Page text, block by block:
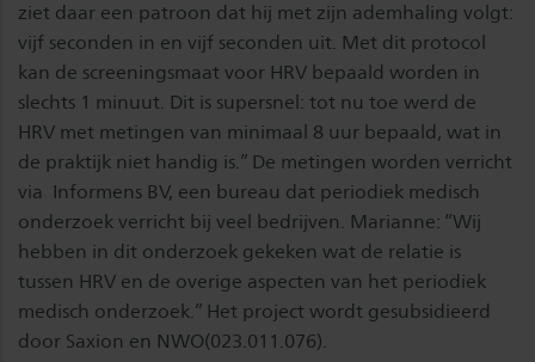
ziet daar een patroon dat hij met zijn ademhaling volgt:
vijf seconden in en vijf seconden uit. Met dit protocol
kan de screeningsmaat voor HRV bepaald worden in
slechts 1 minuut. Dit is supersnel: tot nu toe werd de
HRV met metingen van minimaal 8 uur bepaald, wat in
de praktijk niet handig is.” De metingen worden verricht
via Informens BV, een bureau dat periodiek medisch
onderzoek verricht bij veel bedrijven. Marianne: “Wij
hebben in dit onderzoek gekeken wat de relatie is
tussen HRV en de overige aspecten van het periodiek
medisch onderzoek.” Het project wordt gesubsidieerd
door Saxion en NWO(023.011.076).